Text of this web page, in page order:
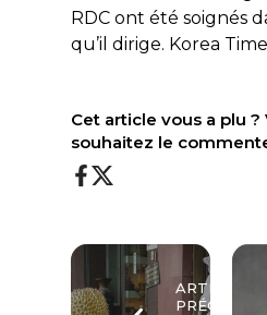
RDC ont été soignés
qu’il dirige. Korea
Cet article vous a plu ?
souhaitez le
ARTICLE